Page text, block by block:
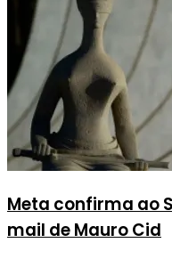
Meta confirma ao
mail de Mauro Cid